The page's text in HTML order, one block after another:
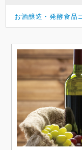
お酒醸造・発酵食品